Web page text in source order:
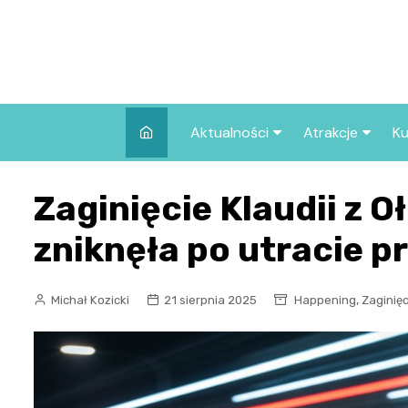
Aktualności
Wszystkie wpisy
Atrakcje
we Wrocławiu
Co warto
Wrocławiu?
Zaginięcie Klaudii z
zniknęła po utracie
Michał Kozicki 21 sierpnia 2025 Happening,